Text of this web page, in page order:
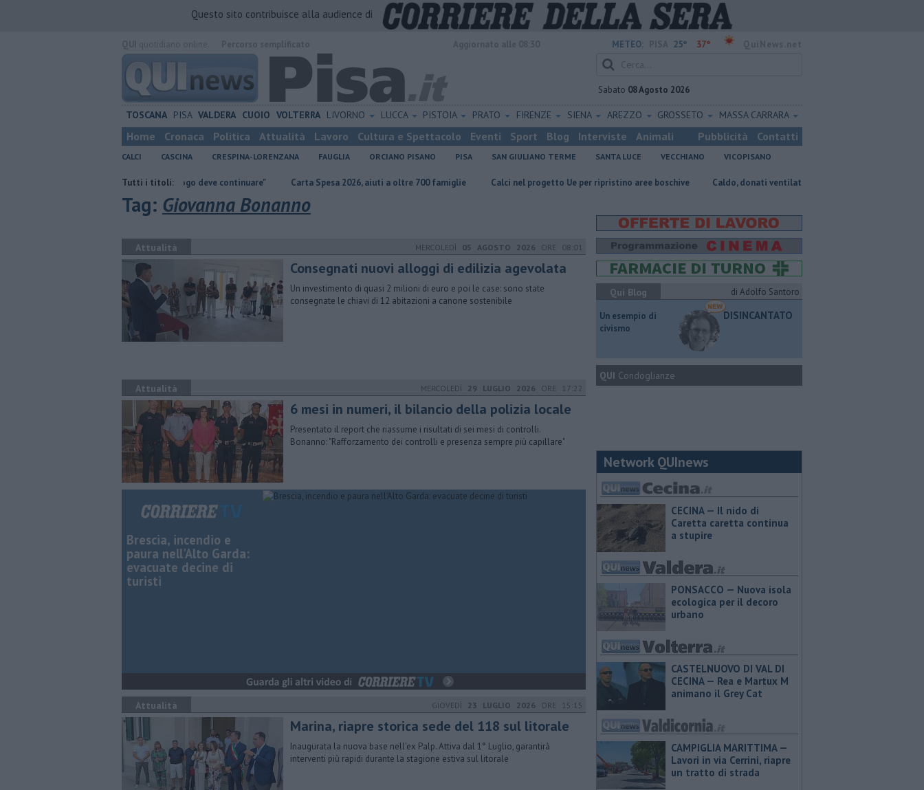
Questo sito contribuisce alla audience di
METEO: 25° 37°
Sabato 08 Agosto 2026
TOSCANA PISA VALDERA CUOIO VOLTERRA LIVORNO LUCCA PISTOIA PRATO FIRENZE SIENA AREZZO GROSSETO MASSA CARRARA
Home Cronaca Politica Attualità Lavoro Cultura e Spettacolo Eventi Sport Blog Interviste Animali Pubblicità Contatti
CALCI CASCINA CRESPINA-LORENZANA FAUGLIA ORCIANO PISANO PISA SAN GIULIANO TERME SANTA LUCE VECCHIANO VICOPISANO
Tutti i titoli:
Takeda, Pasqualino, "Il dialogo deve continuare" Carta Spesa 2026, aiuti a oltre 700 famiglie Calci nel progetto Ue per ripristino aree boschive Caldo, donati ventilatori e acqua al Don Bosco
Tag: Giovanna Bonanno
Attualità MERCOLEDÌ 05 AGOSTO 2026 ORE 08:01
Consegnati nuovi alloggi di edilizia agevolata
Un investimento di quasi 2 milioni di euro e poi le case: sono state
consegnate le chiavi di 12 abitazioni a canone sostenibile
Attualità MERCOLEDÌ 29 LUGLIO 2026 ORE 17:22
6 mesi in numeri, il bilancio della polizia locale
Presentato il report che riassume i risultati di sei mesi di controlli.
Bonanno: "Rafforzamento dei controlli e presenza sempre più capillare"
Brescia, incendio e
paura nell'Alto Garda:
evacuate decine di
turisti
Attualità GIOVEDÌ 23 LUGLIO 2026 ORE 15:15
Marina, riapre storica sede del 118 sul litorale
Inaugurata la nuova base nell'ex Palp. Attiva dal 1° Luglio, garantirà
interventi più rapidi durante la stagione estiva sul litorale
Qui Blog di Adolfo Santoro
​Un esempio di
civismo
DISINCANTATO
QUI Condoglianze
Network QUInews
CECINA — Il nido di
Caretta caretta continua
a stupire
PONSACCO — Nuova isola
ecologica per il decoro
urbano
CASTELNUOVO DI VAL DI
CECINA — Rea e Martux M
animano il Grey Cat
CAMPIGLIA MARITTIMA —
Lavori in via Cerrini, riapre
un tratto di strada